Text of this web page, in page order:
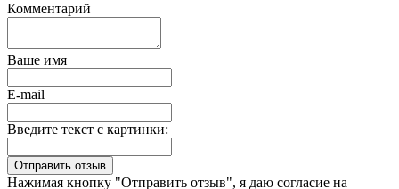
Комментарий
Ваше имя
E-mail
Введите текст с картинки:
Нажимая кнопку "Отправить отзыв", я даю согласие на